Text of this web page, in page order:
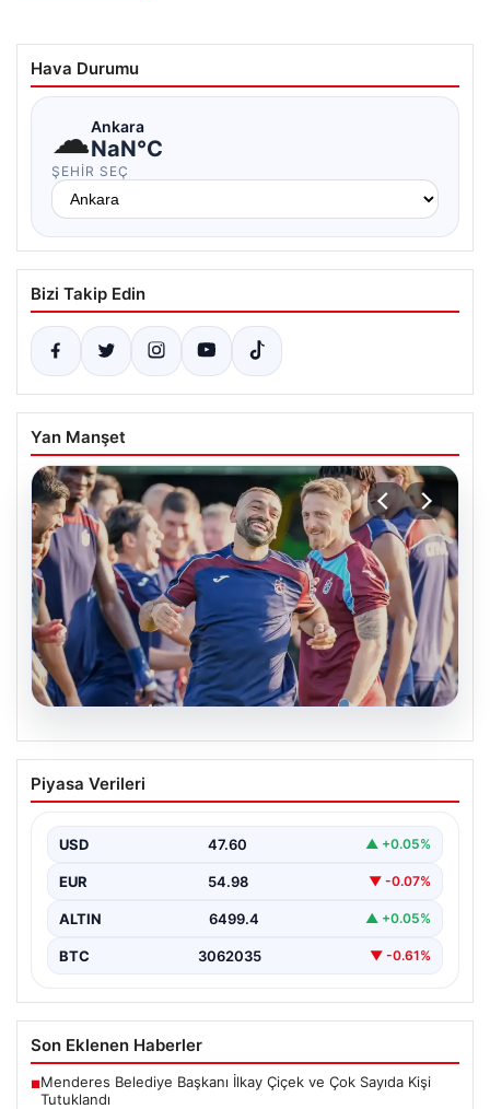
Hava Durumu
☁Ankara
NaN°C
ŞEHIR SEÇ
Bizi Takip Edin
Yan Manşet
Mohamed Salah, Trabzonspor’la İlk
Antrenmanına Çıktı
mavili formayla ilk resmi idmanına katıldı. Sezon öncesi
hazırlıklarının…
Piyasa Verileri
USD 47.60 ▲ +0.05%
EUR 54.98 ▼ -0.07%
ALTIN 6499.4 ▲ +0.05%
BTC 3062035 ▼ -0.61%
Son Eklenen Haberler
■Menderes Belediye Başkanı İlkay Çiçek ve Çok Sayıda Kişi
Tutuklandı